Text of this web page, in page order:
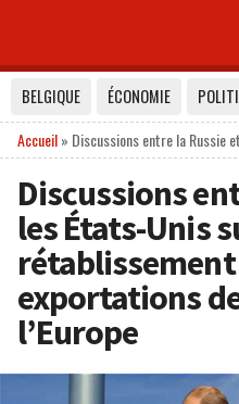
BELGIQUE ÉCONOMIE
Accueil» Discussions entre la Russie
Discussions
les États-Unis
rétablissement
exportations
l’Europe